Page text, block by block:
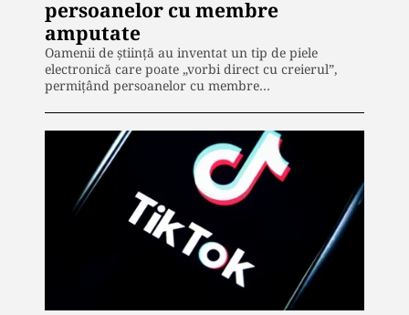
persoanelor cu membre
amputate
Oamenii de ştiinţă au inventat un tip de piele
electronică care poate „vorbi direct cu creierul”,
permiţând persoanelor cu membre…